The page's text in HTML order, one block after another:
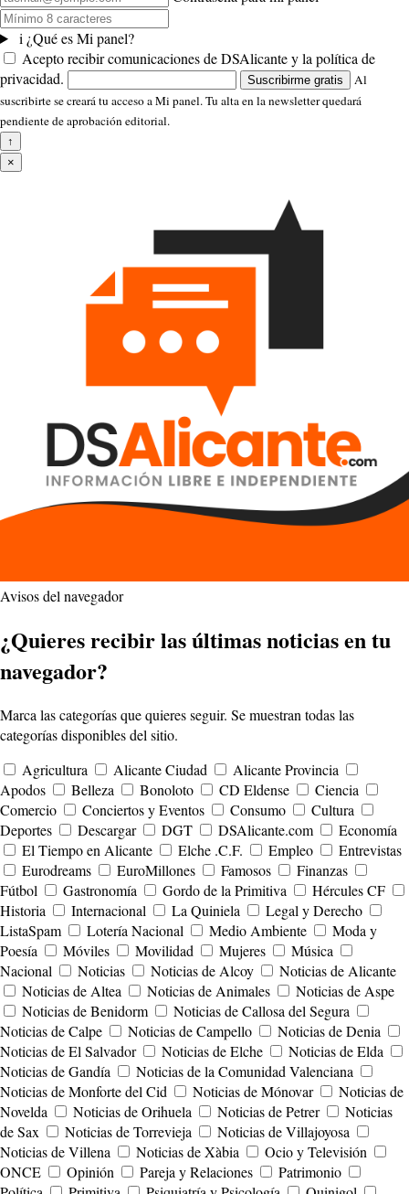
i ¿Qué es Mi panel?
Acepto recibir comunicaciones de DSAlicante y la política de
privacidad.
Suscribirme gratis
Al
suscribirte se creará tu acceso a Mi panel. Tu alta en la newsletter quedará
pendiente de aprobación editorial.
↑
×
Avisos del navegador
¿Quieres recibir las últimas noticias en tu
navegador?
Marca las categorías que quieres seguir. Se muestran todas las
categorías disponibles del sitio.
Agricultura
Alicante Ciudad
Alicante Provincia
Apodos
Belleza Bonoloto CD Eldense
Ciencia
Comercio
Conciertos y Eventos Consumo
Cultura
Deportes
Descargar DGT DSAlicante.com
Economía
El Tiempo en Alicante
Elche .C.F. Empleo
Entrevistas
Eurodreams
EuroMillones Famosos
Finanzas
Fútbol
Gastronomía Gordo de la Primitiva
Hércules CF
Historia
Internacional La Quiniela
Legal y Derecho
ListaSpam
Lotería Nacional Medio Ambiente
Moda y
Poesía
Móviles Movilidad Mujeres
Música
Nacional
Noticias Noticias de Alcoy
Noticias de Alicante
Noticias de Altea
Noticias de Animales
Noticias de Aspe
Noticias de Benidorm
Noticias de Callosa del Segura
Noticias de Calpe
Noticias de Campello
Noticias de Denia
Noticias de El Salvador
Noticias de Elche
Noticias de Elda
Noticias de Gandía
Noticias de la Comunidad Valenciana
Noticias de Monforte del Cid
Noticias de Mónovar
Noticias de
Novelda
Noticias de Orihuela Noticias de Petrer
Noticias
de Sax
Noticias de Torrevieja
Noticias de Villajoyosa
Noticias de Villena
Noticias de Xàbia
Ocio y Televisión
ONCE
Opinión Pareja y Relaciones
Patrimonio